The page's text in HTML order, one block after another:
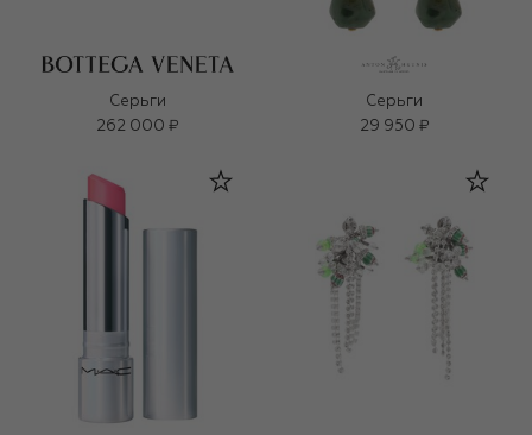
Серьги
262 000 ₽
Серьги
29 950 ₽